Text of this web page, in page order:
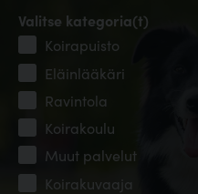
Valitse kategoria(t)
Koirapuisto
Eläinlääkäri
Ravintola
Koirakoulu
Muut palvelut
Koirakuvaaja